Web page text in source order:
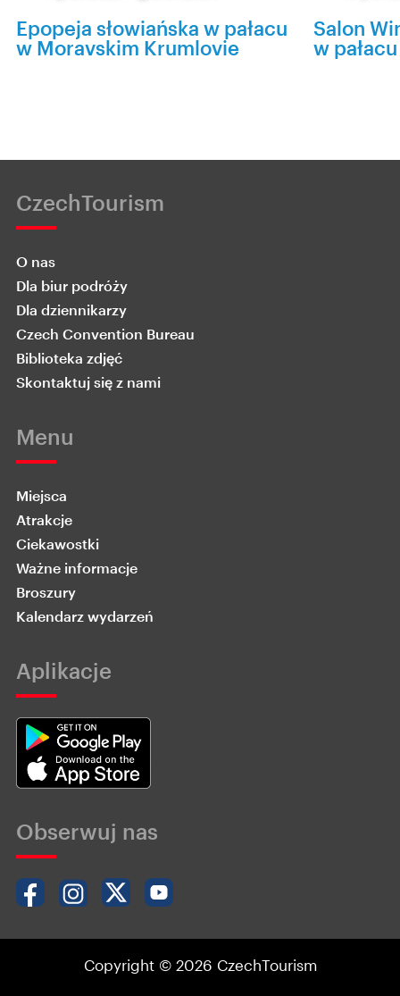
Epopeja słowiańska w pałacu
w Moravskim Krumlovie
Salon
w
CzechTourism
O nas
Dla biur podróży
Dla dziennikarzy
Czech Convention Bureau
Biblioteka zdjęć
Skontaktuj się z nami
Menu
Miejsca
Atrakcje
Ciekawostki
Ważne informacje
Broszury
Kalendarz wydarzeń
Aplikacje
Obserwuj nas
Copyright © 2026 CzechTourism